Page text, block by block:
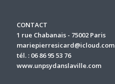
CONTACT
1 rue Chabanais - 75002 Paris
mariepierresicard@icloud.com
tél. : 06 86 95 53 76
www.unpsydanslaville.com